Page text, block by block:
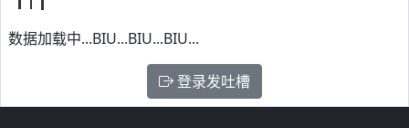
数据加载中...BIU...BIU...BIU...
登录发吐槽